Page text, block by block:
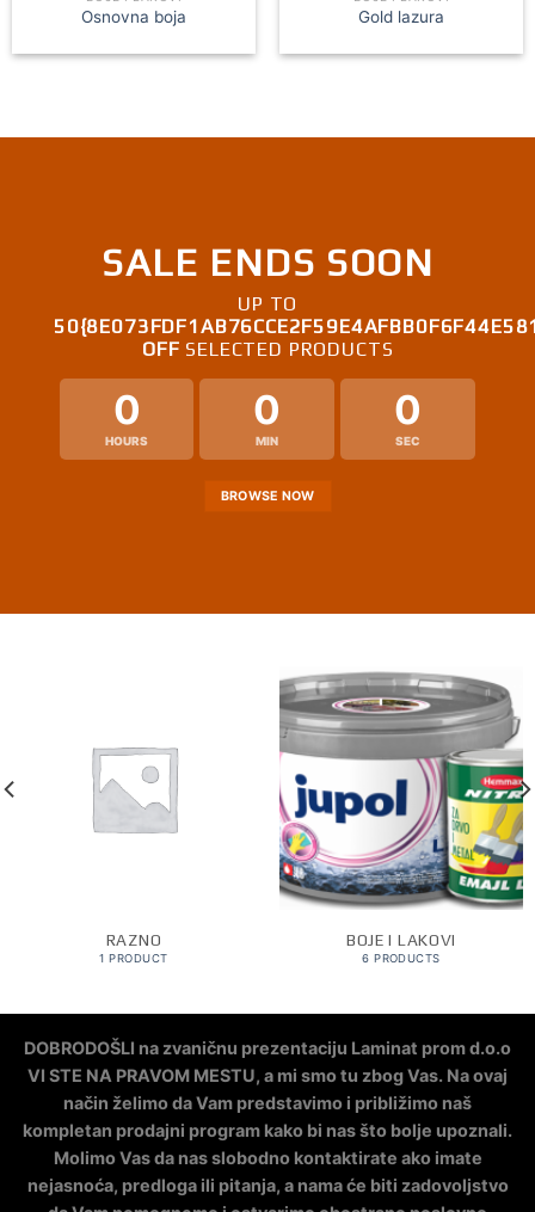
Osnovna boja Gold lazura
SALE ENDS SOON
UP TO
OFF SELECTED PRODUCTS
0
HOURS
0
MIN
0
SEC
BROWSE NOW
RAZNO
1 PRODUCT
BOJE I LAKOVI
6 PRODUCTS
DOBRODOŠLI na zvaničnu prezentaciju Laminat prom d.o.o
VI STE NA PRAVOM MESTU, a mi smo tu zbog Vas. Na ovaj
način želimo da Vam predstavimo i približimo naš
kompletan prodajni program kako bi nas što bolje upoznali.
Molimo Vas da nas slobodno kontaktirate ako imate
nejasnoća, predloga ili pitanja, a nama će biti zadovoljstvo